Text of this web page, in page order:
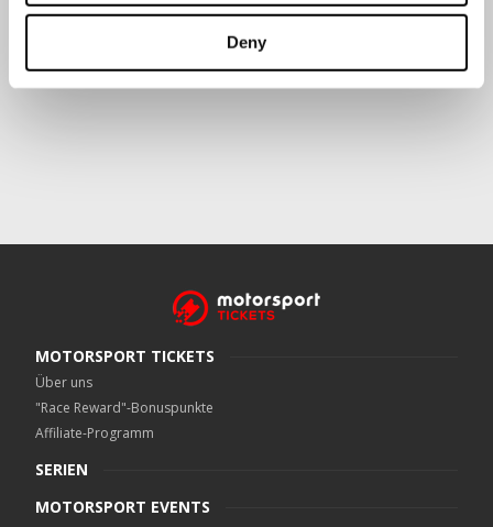
Deny
kann kontaktiert werden unter
motorsport.tickets@crowe.co.uk
MOTORSPORT TICKETS
Über uns
"Race Reward"-Bonuspunkte
Affiliate-Programm
SERIEN
MOTORSPORT EVENTS